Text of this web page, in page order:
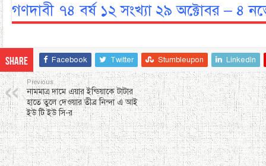
গণদাবী ৭৪ বর্ষ ১২ সংখ্যা ২৯ অক্টোবর – ৪
Share Facebook Twitter Stumbleupon LinkedIn
Previous
নামমাত্র দামে এয়ার ইন্ডিয়াকে টাটার
হাতে তুলে দেওয়ার তীব্র নিন্দা এ আই
ইউ টি ইউ সি-র